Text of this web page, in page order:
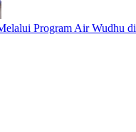
Program Air Wudhu di